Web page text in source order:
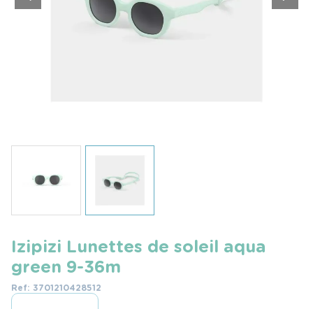
Izipizi Lunettes de soleil aqua
green 9-36m
Ref: 3701210428512